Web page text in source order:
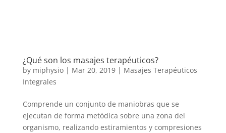
¿Qué son los masajes terapéuticos?
by miphysio| Mar 20, 2019| Masajes Terapéuticos
Integrales
Comprende un conjunto de maniobras que se
ejecutan de forma metódica sobre una zona del
organismo, realizando estiramientos y compresiones